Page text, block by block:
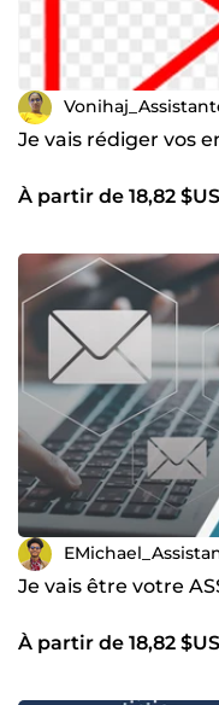
Je vais rédiger vos
À partir de 18,82 $US
Je vais être votre
À partir de 18,82 $US